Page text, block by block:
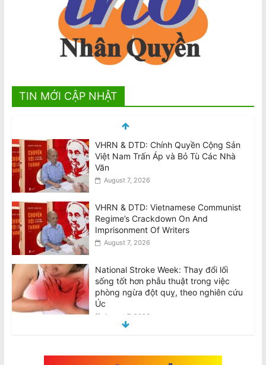
TIN MỚI CẬP NHẬT
VHRN & DTD: Chính Quyền Cộng Sản
Việt Nam Trấn Áp và Bỏ Tù Các Nhà
Văn
August 7, 2026
VHRN & DTD: Vietnamese Communist
Regime’s Crackdown On And
Imprisonment Of Writers
August 7, 2026
National Stroke Week: Thay đổi lối
sống tốt hơn phẫu thuật trong việc
phòng ngừa đột quỵ, theo nghiên cứu
Úc
August 7, 2026
phẩm’ giúp ngăn ngừa đột quỵ